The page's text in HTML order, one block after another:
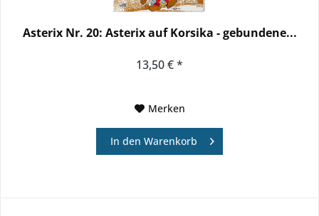
Asterix Nr. 20: Asterix auf Korsika - gebundene...
13,50 € *
Merken
In den Warenkorb